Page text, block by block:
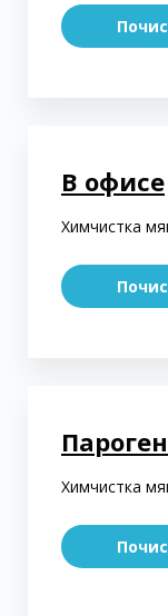
В офисе
Химчистка
Химчистка